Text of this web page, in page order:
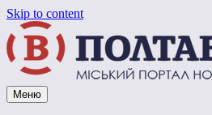
Skip to content
Vpoltave.info
Полтавський портал новин
Меню